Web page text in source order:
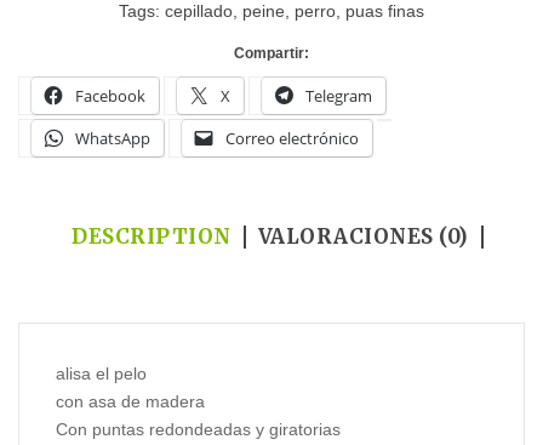
Tags: cepillado peine perro puas finas
Compartir:
Facebook X
Telegram
WhatsApp
Correo electrónico
DESCRIPTION VALORACIONES (0)
alisa el pelo
con asa de madera
Con puntas redondeadas y giratorias